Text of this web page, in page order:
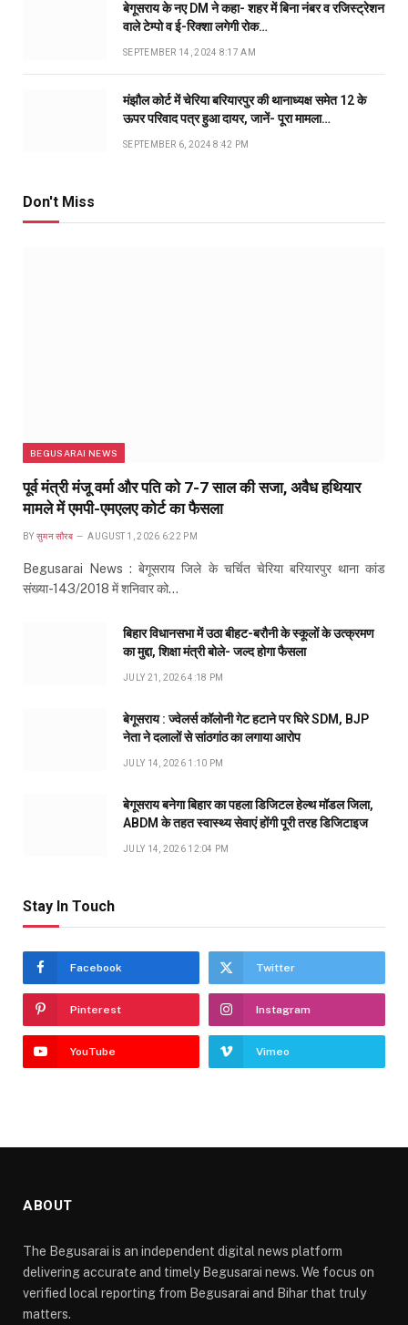
बेगूसराय के नए DM ने कहा- शहर में बिना नंबर व रजिस्ट्रेशन
वाले टेम्पो व ई-रिक्शा लगेगी रोक…
SEPTEMBER 14, 2024 8:17 AM
मंझौल कोर्ट में चेरिया बरियारपुर की थानाध्यक्ष समेत 12 के
ऊपर परिवाद पत्र हुआ दायर, जानें- पूरा मामला…
SEPTEMBER 6, 2024 8:42 PM
Don't Miss
BEGUSARAI NEWS
पूर्व मंत्री मंजू वर्मा और पति को 7-7 साल की सजा, अवैध हथियार
मामले में एमपी-एमएलए कोर्ट का फैसला
BY सुमन सौरब AUGUST 1, 2026 6:22 PM
Begusarai News : बेगूसराय जिले के चर्चित चेरिया बरियारपुर थाना कांड
संख्या-143/2018 में शनिवार को…
बिहार विधानसभा में उठा बीहट-बरौनी के स्कूलों के उत्क्रमण
का मुद्दा, शिक्षा मंत्री बोले- जल्द होगा फैसला
JULY 21, 2026 4:18 PM
बेगूसराय : ज्वेलर्स कॉलोनी गेट हटाने पर घिरे SDM, BJP
नेता ने दलालों से सांठगांठ का लगाया आरोप
JULY 14, 2026 1:10 PM
बेगूसराय बनेगा बिहार का पहला डिजिटल हेल्थ मॉडल जिला,
ABDM के तहत स्वास्थ्य सेवाएं होंगी पूरी तरह डिजिटाइज
JULY 14, 2026 12:04 PM
Stay In Touch
Facebook Twitter
Pinterest Instagram
YouTube Vimeo
ABOUT
The Begusarai is an independent digital news platform
delivering accurate and timely Begusarai news. We focus on
verified local reporting from Begusarai and Bihar that truly
matters.